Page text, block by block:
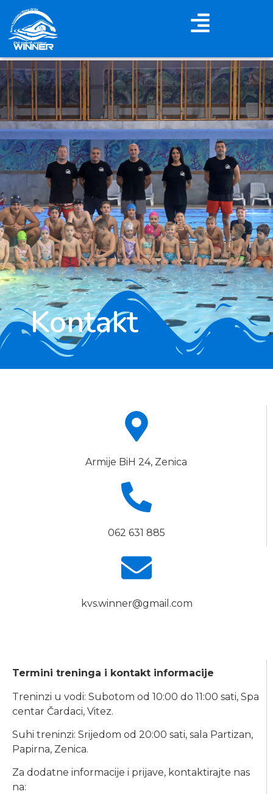
Kontakt
Armije BiH 24, Zenica
062 631 885
kvs.winner@gmail.com
Termini treninga i kontakt informacije
Treninzi u vodi: Subotom od 10:00 do 11:00 sati, Spa
centar Čardaci, Vitez.
Suhi treninzi: Srijedom od 20:00 sati, sala Partizan,
Papirna, Zenica.
Za dodatne informacije i prijave, kontaktirajte nas
na: